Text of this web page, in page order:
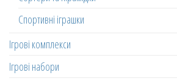
Спортивні іграшки
Ігрові комплекси
Ігрові набори